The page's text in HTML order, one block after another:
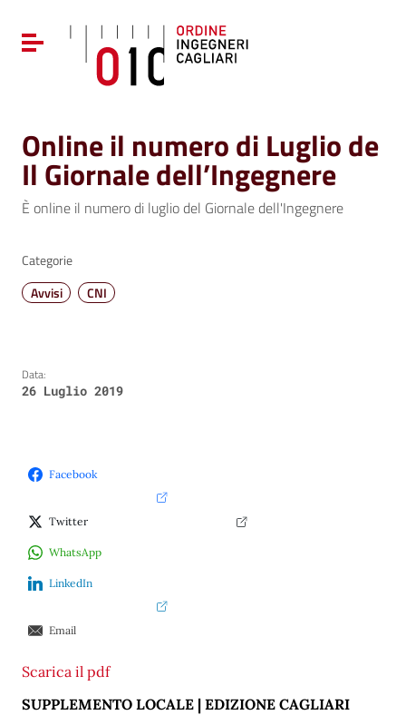
Vai al menu di navigazione
Vai al footer
Attiva / disattiva la navigazione
Online il numero di Luglio de
Il Giornale dell’Ingegnere
È online il numero di luglio del Giornale dell'Ingegnere
Categorie
Avvisi
CNI
Data:
26 Luglio 2019
Facebook
Twitter
WhatsApp
LinkedIn
Email
Scarica il pdf
SUPPLEMENTO LOCALE | EDIZIONE CAGLIARI